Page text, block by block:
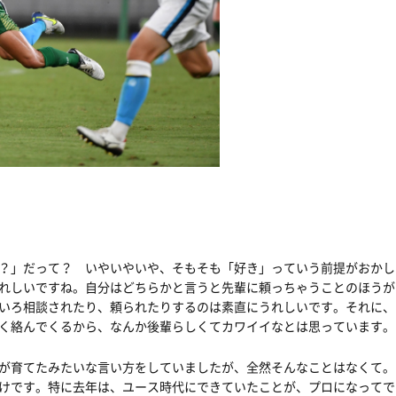
」だって？ いやいやいや、そもそも「好き」っていう前提がおかし
しいですね。自分はどちらかと言うと先輩に頼っちゃうことのほうが
相談されたり、頼られたりするのは素直にうれしいです。それに、
んでくるから、なんか後輩らしくてカワイイなとは思っています。
てたみたいな言い方をしていましたが、全然そんなことはなくて。
です。特に去年は、ユース時代にできていたことが、プロになってで